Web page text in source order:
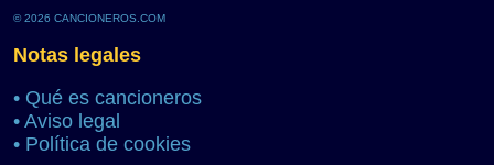
© 2026 CANCIONEROS.COM
Notas legales
• Qué es cancioneros
• Aviso legal
• Política de cookies